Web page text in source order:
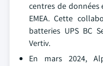
centres de données
EMEA. Cette
batteries UPS BC
Vertiv.
En mars 2024,